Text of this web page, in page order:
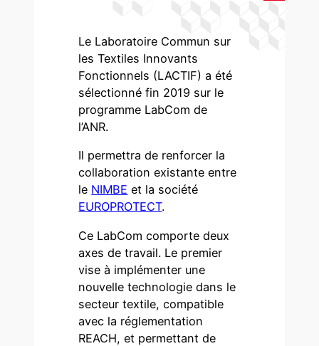
Le Laboratoire Commun sur
les Textiles Innovants
Fonctionnels (LACTIF) a été
sélectionné fin 2019 sur le
programme LabCom de
l’ANR.
Il permettra de renforcer la
collaboration existante entre
le NIMBE et la société
EUROPROTECT.
Ce LabCom comporte deux
axes de travail. Le premier
vise à implémenter une
nouvelle technologie dans le
secteur textile, compatible
avec la réglementation
REACH, et permettant de